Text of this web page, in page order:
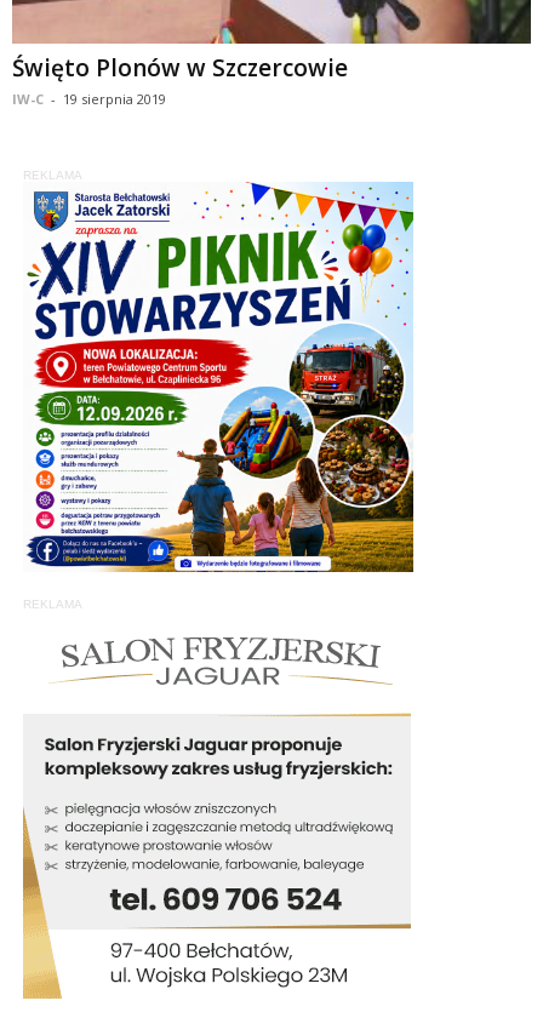
Święto Plonów w Szczercowie
IW-C - 19 sierpnia 2019
REKLAMA
REKLAMA